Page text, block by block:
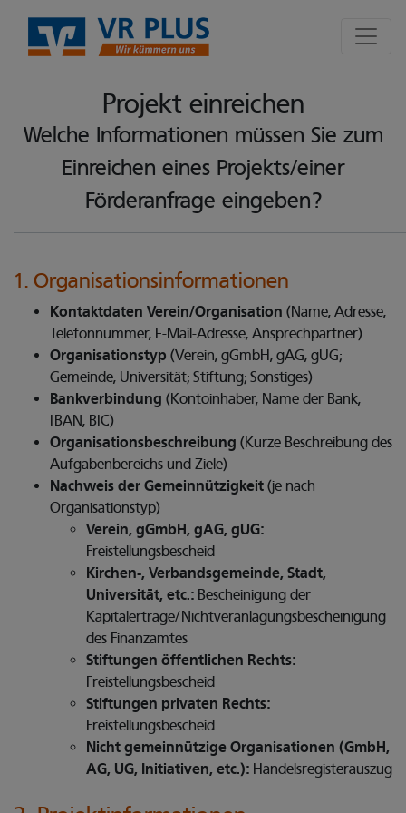
Seite
Klicken Sie, um die Navigation zu überspringen und zum
Projekt einreichen
Welche Informationen müssen Sie zum
Einreichen eines Projekts/einer
Förderanfrage eingeben?
1. Organisationsinformationen
Kontaktdaten Verein/Organisation (Name, Adresse,
Telefonnummer, E-Mail-Adresse, Ansprechpartner)
Organisationstyp (Verein, gGmbH, gAG, gUG;
Gemeinde, Universität; Stiftung; Sonstiges)
Bankverbindung (Kontoinhaber, Name der Bank,
IBAN, BIC)
Organisationsbeschreibung (Kurze Beschreibung des
Aufgabenbereichs und Ziele)
Nachweis der Gemeinnützigkeit (je nach
Organisationstyp)
Verein, gGmbH, gAG, gUG:
Freistellungsbescheid
Kirchen-, Verbandsgemeinde, Stadt,
Universität, etc.: Bescheinigung der
Kapitalerträge/Nichtveranlagungsbescheinigung
des Finanzamtes
Stiftungen öffentlichen Rechts:
Freistellungsbescheid
Stiftungen privaten Rechts:
Freistellungsbescheid
Nicht gemeinnützige Organisationen (GmbH,
AG, UG, Initiativen, etc.): Handelsregisterauszug